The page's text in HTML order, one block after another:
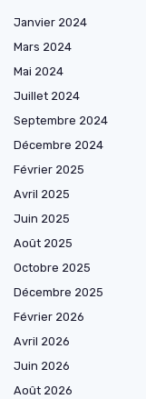
Janvier 2024
Mars 2024
Mai 2024
Juillet 2024
Septembre 2024
Décembre 2024
Février 2025
Avril 2025
Juin 2025
Août 2025
Octobre 2025
Décembre 2025
Février 2026
Avril 2026
Juin 2026
Août 2026